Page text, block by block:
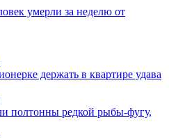
умерли за неделю от
держать в квартире удава
полтонны редкой рыбы-фугу,